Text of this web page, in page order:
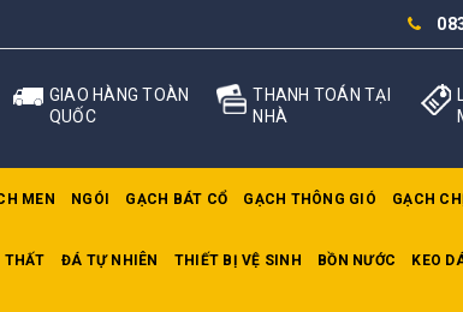
GIAO HÀNG TOÀN
QUỐC
THANH TOÁN TẠI
NHÀ
MEN NGÓI GẠCH BÁT CỔ GẠCH THÔNG GIÓ GẠCH
THẤT ĐÁ TỰ NHIÊN THIẾT BỊ VỆ SINH BỒN NƯỚC KEO